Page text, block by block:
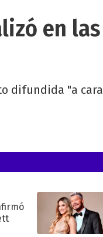
en las
difundida "a cara